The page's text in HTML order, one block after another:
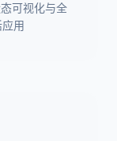
可视化与全
用